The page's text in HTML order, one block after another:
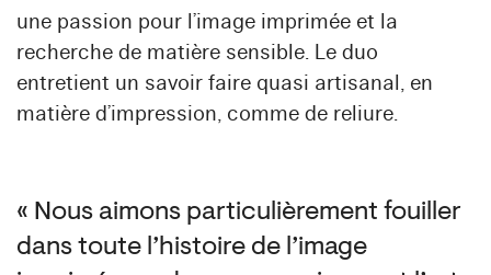
une passion pour l’image imprimée et la
recherche de matière sensible. Le duo
entretient un savoir faire quasi artisanal, en
matière d’impression, comme de reliure.
« Nous aimons particulièrement fouiller
dans toute l’histoire de l’image